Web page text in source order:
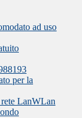
ad uso
per la
LanWLan